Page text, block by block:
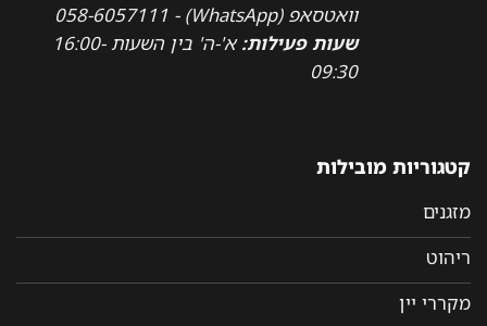
וואטסאפ (WhatsApp) - 058-6057111
שעות פעילות:
א'-ה' בין השעות 16:00-
09:30
קטגוריות מובילות
מזגנים
ריהוט
מקררי יין